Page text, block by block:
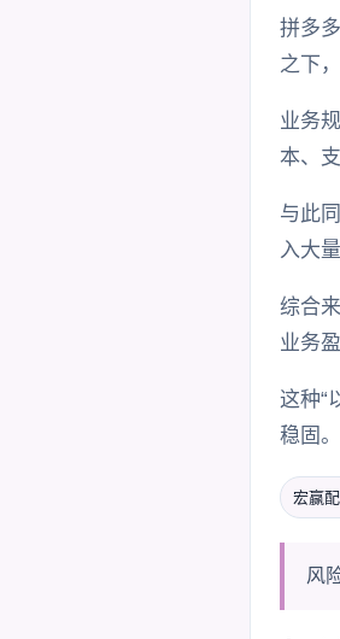
拼多
之下
业务
本、
与此
入大
综合
业务
这种“
稳固。
宏赢
风